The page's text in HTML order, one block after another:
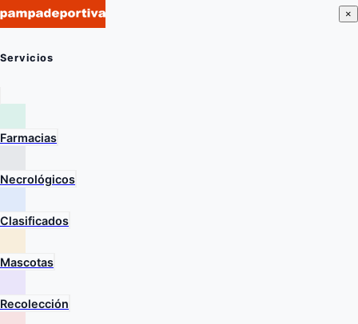
×
Servicios
Farmacias
Necrológicos
Clasificados
Mascotas
Recolección